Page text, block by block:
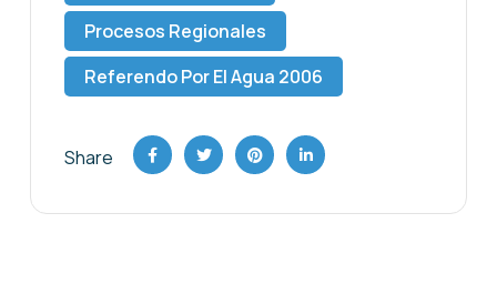
Procesos Regionales
Referendo Por El Agua 2006
Share